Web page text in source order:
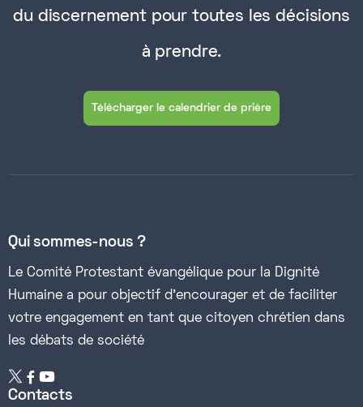
du discernement pour toutes les décisions
à prendre.
Télécharger le calendrier de prière
Qui sommes-nous ?
Le Comité Protestant évangélique pour la Dignité
Humaine a pour objectif d’encourager et de faciliter
votre engagement en tant que citoyen chrétien dans
les débats de société
 
Contacts